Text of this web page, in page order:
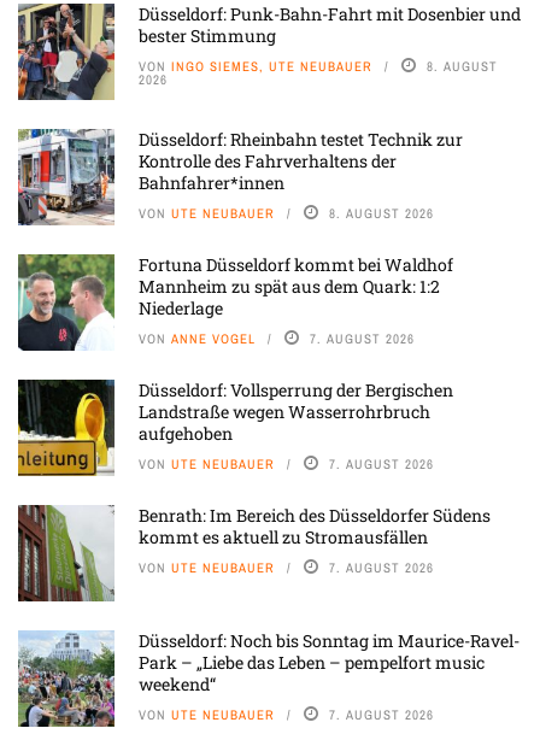
Düsseldorf: Punk-Bahn-Fahrt mit Dosenbier und
bester Stimmung
VON INGO SIEMES, UTE NEUBAUER 8. AUGUST
2026
Düsseldorf: Rheinbahn testet Technik zur
Kontrolle des Fahrverhaltens der
Bahnfahrer*innen
VON UTE NEUBAUER 8. AUGUST 2026
Fortuna Düsseldorf kommt bei Waldhof
Mannheim zu spät aus dem Quark: 1:2
Niederlage
VON ANNE VOGEL 7. AUGUST 2026
Düsseldorf: Vollsperrung der Bergischen
Landstraße wegen Wasserrohrbruch
aufgehoben
VON UTE NEUBAUER 7. AUGUST 2026
Benrath: Im Bereich des Düsseldorfer Südens
kommt es aktuell zu Stromausfällen
VON UTE NEUBAUER 7. AUGUST 2026
Düsseldorf: Noch bis Sonntag im Maurice-Ravel-
Park – „Liebe das Leben – pempelfort music
weekend“
VON UTE NEUBAUER 7. AUGUST 2026